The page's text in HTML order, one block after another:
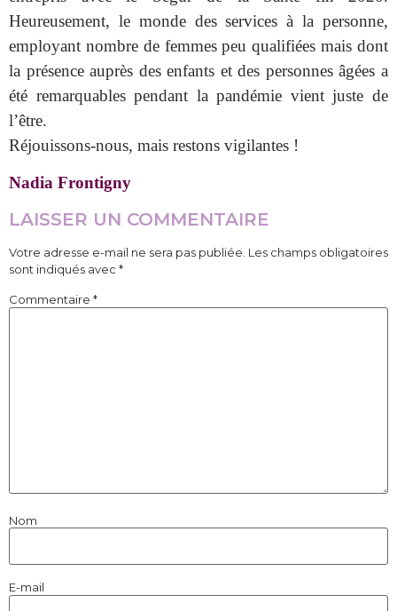
Heureusement, le monde des services à la personne,
employant nombre de femmes peu qualifiées mais dont
la présence auprès des enfants et des personnes âgées a
été remarquables pendant la pandémie vient juste de
l’être.
Réjouissons-nous, mais restons vigilantes !
Nadia Frontigny
LAISSER UN COMMENTAIRE
Votre adresse e-mail ne sera pas publiée. Les champs obligatoires
sont indiqués avec *
Commentaire *
Nom
E-mail